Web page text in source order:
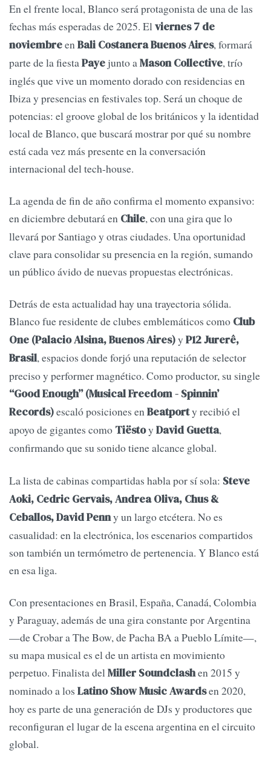
En el frente local, Blanco será protagonista de una de las
fechas más esperadas de 2025. Elviernes 7 de
noviembreenBali Costanera Buenos Aires, formará
parte de la fiestaPaye junto aMason Collective, trío
inglés que vive un momento dorado con residencias en
Ibiza y presencias en festivales top. Será un choque de
potencias: el groove global de los británicos y la identidad
local de Blanco, que buscará mostrar por qué su nombre
está cada vez más presente en la conversación
internacional del tech-house.
La agenda de fin de año confirma el momento expansivo:
en diciembre debutará en Chile, con una gira que lo
llevará por Santiago y otras ciudades. Una oportunidad
clave para consolidar su presencia en la región, sumando
un público ávido de nuevas propuestas electrónicas.
Detrás de esta actualidad hay una trayectoria sólida.
Blanco fue residente de clubes emblemáticos como Club
One (Palacio Alsina, Buenos Aires)y P12 Jurerê,
Brasil, espacios donde forjó una reputación de selector
preciso y performer magnético. Como productor, su single
“Good Enough” (Musical Freedom - Spinnin’
Records)escaló posiciones enBeatporty recibió el
apoyo de gigantes como Tiëstoy David Guetta,
confirmando que su sonido tiene alcance global.
La lista de cabinas compartidas habla por sí sola: Steve
Aoki, Cedric Gervais, Andrea Oliva, Chus &
Ceballos, David Penny un largo etcétera. No es
casualidad: en la electrónica, los escenarios compartidos
son también un termómetro de pertenencia. Y Blanco está
en esa liga.
Con presentaciones en Brasil, España, Canadá, Colombia
y Paraguay, además de una gira constante por Argentina
—de Crobar a The Bow, de Pacha BA a Pueblo Límite—,
su mapa musical es el de un artista en movimiento
perpetuo. Finalista delMiller Soundclashen 2015 y
nominado a los Latino Show Music Awardsen 2020,
hoy es parte de una generación de DJs y productores que
reconfiguran el lugar de la escena argentina en el circuito
global.